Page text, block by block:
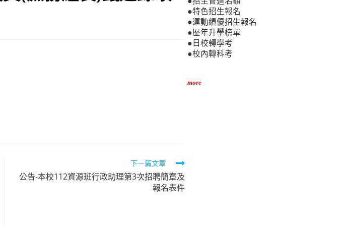
下一篇文章
公告-本校112資源班行政助理第3次招聘簡章及
報名表件
●特色招生報名
●運動績優招生報名
●歷年升學榜單
●日校轉學考
●校內轉科考
more